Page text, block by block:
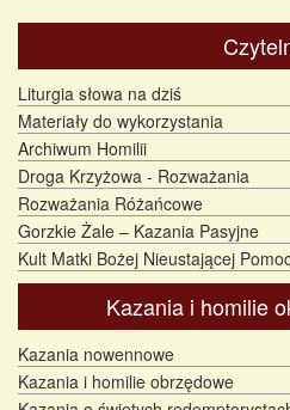
Liturgia słowa na dziś
Materiały do wykorzystania
Archiwum Homilii
Droga Krzyżowa - Rozważania
Rozważania Różańcowe
Gorzkie Żale – Kazania Pasyjne
Kult Matki Bożej Nieustającej
Kazania i homilie
Kazania nowennowe
Kazania i homilie obrzędowe